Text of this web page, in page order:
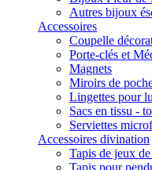
Autres bijoux
Accessoires
Coupelle
Porte-clés et
Magnets
Miroirs de
Lingettes pour
Sacs en tissu -
Serviettes
Accessoires divination
Tapis de jeux de
Tapis pour